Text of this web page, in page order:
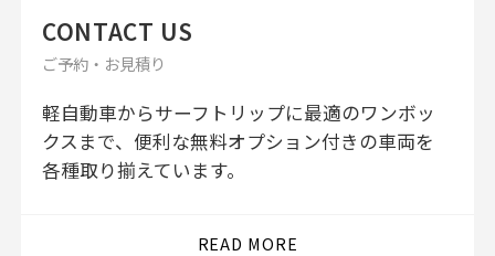
CONTACT US
ご予約・お見積り
軽自動車からサーフトリップに最適のワンボッ
クスまで、便利な無料オプション付きの車両を
各種取り揃えています。
READ MORE